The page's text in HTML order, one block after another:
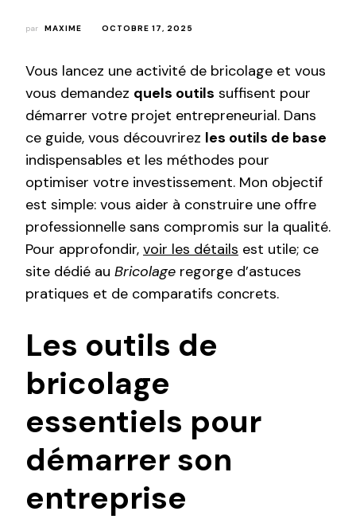
par MAXIME OCTOBRE 17, 2025
Vous lancez une activité de bricolage et vous
vous demandez quels outils suffisent pour
démarrer votre projet entrepreneurial. Dans
ce guide, vous découvrirez les outils de base
indispensables et les méthodes pour
optimiser votre investissement. Mon objectif
est simple: vous aider à construire une offre
professionnelle sans compromis sur la qualité.
Pour approfondir, voir les détails est utile; ce
site dédié au Bricolage regorge d’astuces
pratiques et de comparatifs concrets.
Les outils de
bricolage
essentiels pour
démarrer son
entreprise